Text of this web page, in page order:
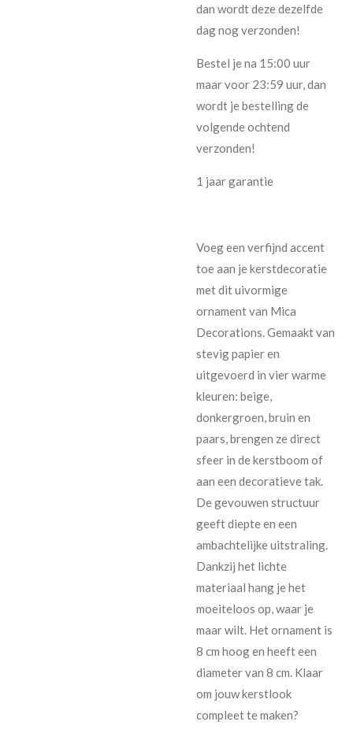
dan wordt deze dezelfde
dag nog verzonden!
Bestel je na 15:00 uur
maar voor 23:59 uur, dan
wordt je bestelling de
volgende ochtend
verzonden!
1 jaar garantie
Voeg een verfijnd accent
toe aan je kerstdecoratie
met dit uivormige
ornament van Mica
Decorations. Gemaakt van
stevig papier en
uitgevoerd in vier warme
kleuren: beige,
donkergroen, bruin en
paars, brengen ze direct
sfeer in de kerstboom of
aan een decoratieve tak.
De gevouwen structuur
geeft diepte en een
ambachtelijke uitstraling.
Dankzij het lichte
materiaal hang je het
moeiteloos op, waar je
maar wilt. Het ornament is
8 cm hoog en heeft een
diameter van 8 cm. Klaar
om jouw kerstlook
compleet te maken?